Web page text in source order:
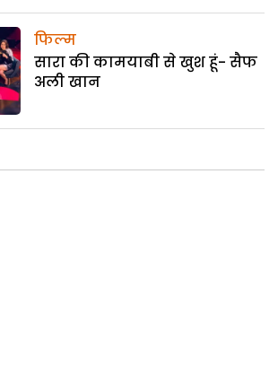
फिल्म
सारा की कामयाबी से खुश हूं- सैफ
अली खान